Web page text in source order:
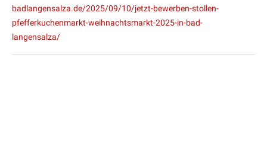
badlangensalza.de/2025/09/10/jetzt-bewerben-stollen-
pfefferkuchenmarkt-weihnachtsmarkt-2025-in-bad-
langensalza/